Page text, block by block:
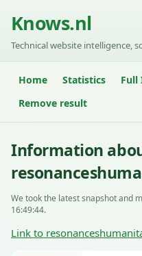
Knows.nl
Technical website intelligence,
Home Statistics Full
Remove result
Information
We took the latest snapshot and
16:49:44.
Link to